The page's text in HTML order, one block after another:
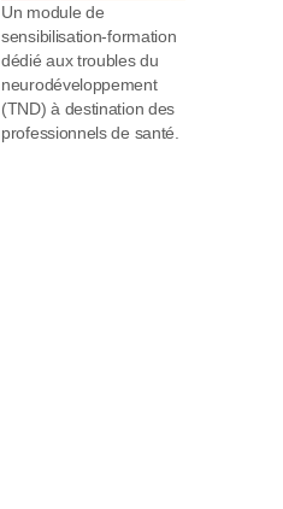
Un module de
sensibilisation-formation
dédié aux troubles du
neurodéveloppement
(TND) à destination des
professionnels de santé.